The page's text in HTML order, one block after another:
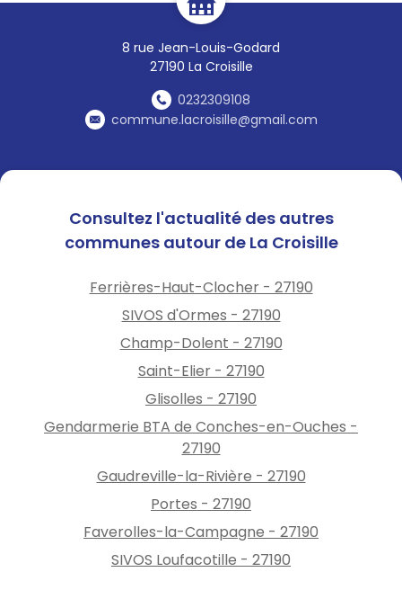
8 rue Jean-Louis-Godard
27190 La Croisille
0232309108
commune.lacroisille@gmail.com
service à la vente.
Toute intervention d’Enedis
nécessitant l’accès à votre
installation électrique fait
systématiquement l’objet
En cas de doute, ne
information et mettez fin à
l’échange.
Consultez l'actualité des autres
communes autour de La Croisille
Ferrières-Haut-Clocher - 27190
SIVOS d'Ormes - 27190
Champ-Dolent - 27190
Saint-Elier - 27190
Glisolles - 27190
Gendarmerie BTA de Conches-en-Ouches -
27190
Gaudreville-la-Rivière - 27190
Portes - 27190
Faverolles-la-Campagne - 27190
SIVOS Loufacotille - 27190